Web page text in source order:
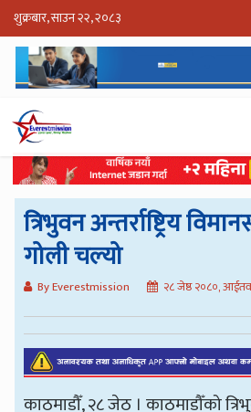
शुक्रबार, साउन २२, २०८३
त्रिभुवन अन्तर्राष्ट्रिय
गोली चल्यो
By Everestmission २८ जेष्ठ २०८०,
काठमाडौँ, २८ जेठ । काठमाडौँको